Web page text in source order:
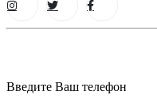
Введите Ваш телефон